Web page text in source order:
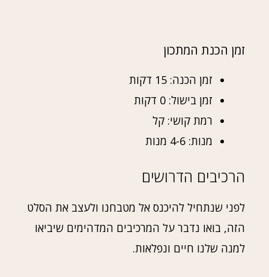
זמן הכנת המתכון
זמן הכנה: 15 דקות
זמן בישול: 0 דקות
רמת קושי: קל
מנות: 4-6 מנות
הרכיבים הדרושים
לפני שנתחיל להיכנס אל מטבחנו ולעצב את הסלט
הזה, בואו נדבר על המרכיבים המדהימים שיביאו
למנה שלנו חיים ונפלאות.